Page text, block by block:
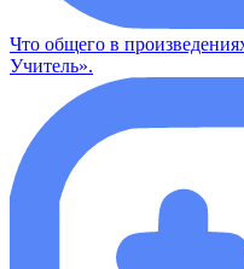
Что общего в
Учитель».